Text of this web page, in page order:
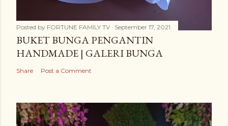
Posted by FORTUNE FAMILY TV September 17, 2021
BUKET BUNGA PENGANTIN
HANDMADE | GALERI BUNGA
Share Post a Comment